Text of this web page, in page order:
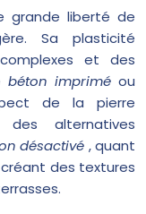
grande liberté de
Sa plasticité
et des
béton impriméou
de la pierre
alternatives
désactivé , quant
des textures